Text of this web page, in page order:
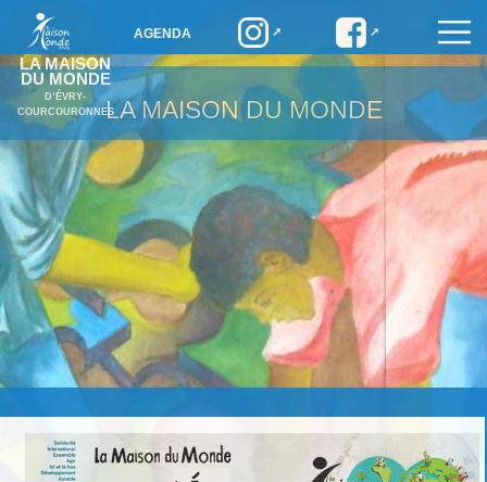
LA MAISON
DU MONDE
D’ÉVRY-
COURCOURONNES
AGENDA
LA MAISON DU MONDE